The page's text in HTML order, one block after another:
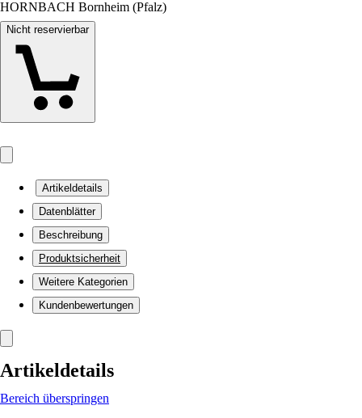
HORNBACH Bornheim (Pfalz)
Nicht reservierbar
Artikeldetails
Datenblätter
Beschreibung
Produktsicherheit
Weitere Kategorien
Kundenbewertungen
Artikeldetails
Bereich überspringen